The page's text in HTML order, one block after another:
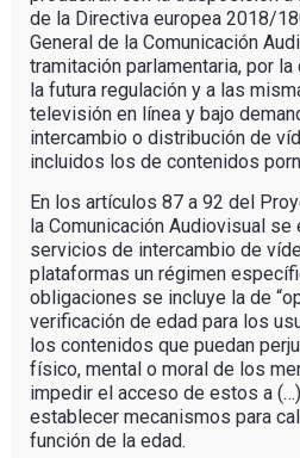
de la Directiva europea 2018/
General de la Comunicación
tramitación parlamentaria, por
la futura regulación y a las
televisión en línea y bajo
intercambio o distribución de
incluidos los de contenidos
En los artículos 87 a 92 del
la Comunicación Audiovisual
servicios de intercambio de
plataformas un régimen
obligaciones se incluye la de
verificación de edad para los
los contenidos que puedan
físico, mental o moral de los
impedir el acceso de estos a
establecer mecanismos para
función de la edad.